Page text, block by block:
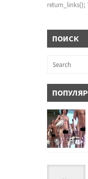
return_links();
ПОИСК